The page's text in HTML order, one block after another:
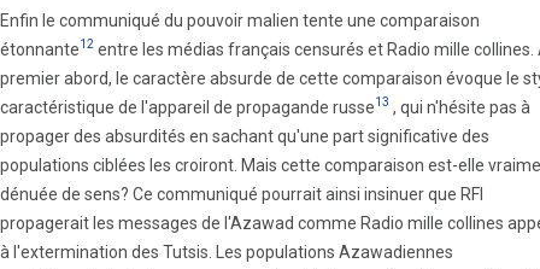
Enfin le communiqué du pouvoir malien tente une comparaison
étonnante12 entre les médias français censurés et Radio mille collines.
premier abord, le caractère absurde de cette comparaison évoque le
caractéristique de l'appareil de propagande russe13 , qui n'hésite pas à
propager des absurdités en sachant qu'une part significative des
populations ciblées les croiront. Mais cette comparaison est-elle
dénuée de sens? Ce communiqué pourrait ainsi insinuer que RFI
propagerait les messages de l'Azawad comme Radio mille collines
à l'extermination des Tutsis. Les populations Azawadiennes